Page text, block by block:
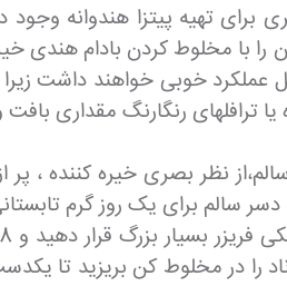
تهیه پیتزا هندوانه وجود
را با مخلوط کردن بادام هندی
خوبی خواهند داشت زیرا
رنگارنگ مقداری بافت
نظر بصری خیره کننده ، پر
دسر سالم برای یک روز گرم
کوچک ، 1-1/2 فنجان زنجبیل ، 1/3 فنجان آب و 1 قوطی